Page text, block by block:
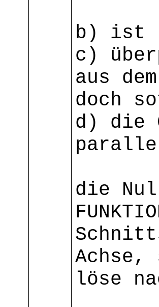
b) ist
c)
aus
doch
d) die
die
löse